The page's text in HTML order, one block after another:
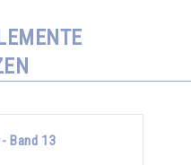
- Band 13